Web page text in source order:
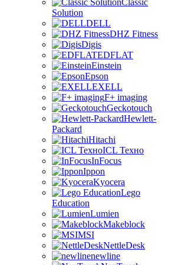
Classic
Solution
DELL
DHZ Fitness
Digis
EDFLAT
Einstein
Epson
EXELL
F+ imaging
Geckotouch
Hewlett-
Packard
Hitachi
ICL Техно
InFocus
Ippon
Kyocera
Lego
Education
Lumien
Makeblock
MSI
NettleDesk
newline